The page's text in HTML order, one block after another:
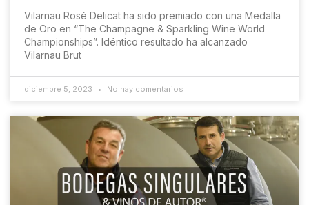
Vilarnau Rosé Delicat ha sido premiado con una Medalla
de Oro en “The Champagne & Sparkling Wine World
Championships”. Idéntico resultado ha alcanzado
Vilarnau Brut
diciembre 5, 2023 No hay comentarios